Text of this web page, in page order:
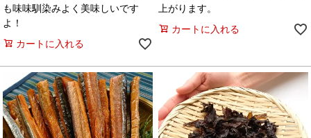
も味味馴染みよく美味しいです
よ！
カートに入れる
上がります。
カートに入れる